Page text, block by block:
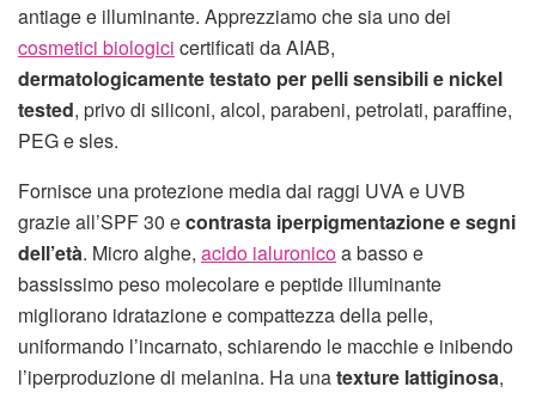
antiage e illuminante. Apprezziamo che sia uno dei
cosmetici biologici certificati da AIAB,
dermatologicamente testato per pelli sensibili e nickel
tested, privo di siliconi, alcol, parabeni, petrolati, paraffine,
PEG e sles.
Fornisce una protezione media dai raggi UVA e UVB
grazie all’SPF 30 econtrasta iperpigmentazione e segni
dell’età. Micro alghe, acido ialuronicoa basso e
bassissimo peso molecolare e peptide illuminante
migliorano idratazione e compattezza della pelle,
uniformando l’incarnato, schiarendo le macchie e inibendo
l’iperproduzione di melanina. Ha unatexture lattiginosa,